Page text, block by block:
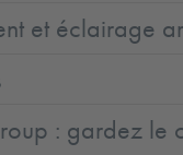
et éclairage
: gardez le